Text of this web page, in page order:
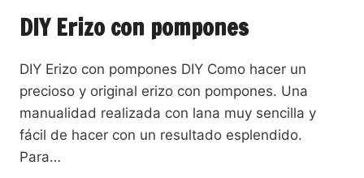
DIY Erizo con pompones
DIY Erizo con pompones DIY Como hacer un
precioso y original erizo con pompones. Una
manualidad realizada con lana muy sencilla y
fácil de hacer con un resultado esplendido.
Para…